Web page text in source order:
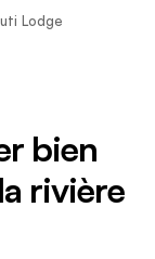
Lodge
bien
rivière